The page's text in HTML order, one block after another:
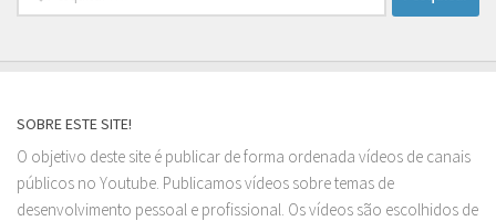
por:
SOBRE ESTE SITE!
O objetivo deste site é publicar de forma ordenada vídeos de canais
públicos no Youtube. Publicamos vídeos sobre temas de
desenvolvimento pessoal e profissional. Os vídeos são escolhidos de